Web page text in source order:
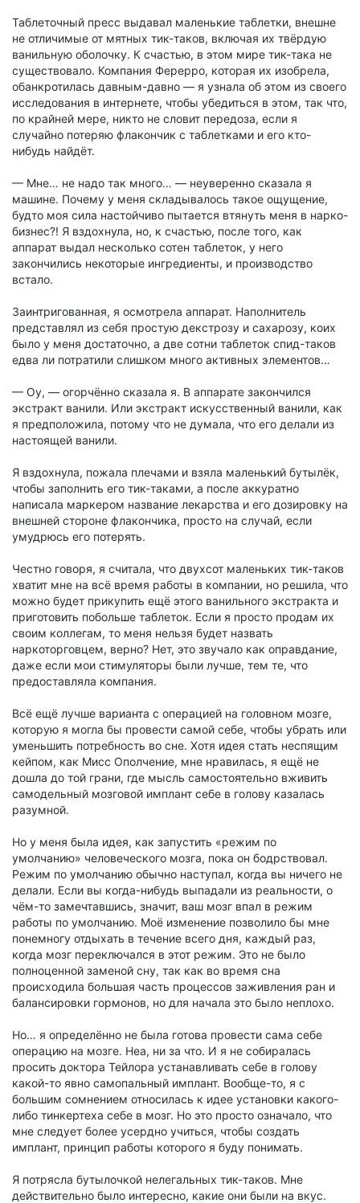
Таблеточный пресс выдавал маленькие таблетки, внешне
не отличимые от мятных тик-таков, включая их твёрдую
ванильную оболочку. К счастью, в этом мире тик-така не
существовало. Компания Ферерро, которая их изобрела,
обанкротилась давным-давно — я узнала об этом из своего
исследования в интернете, чтобы убедиться в этом, так что,
по крайней мере, никто не словит передоза, если я
случайно потеряю флакончик с таблетками и его кто-
нибудь найдёт.
— Мне… не надо так много… — неуверенно сказала я
машине. Почему у меня складывалось такое ощущение,
будто моя сила настойчиво пытается втянуть меня в нарко-
бизнес?! Я вздохнула, но, к счастью, после того, как
аппарат выдал несколько сотен таблеток, у него
закончились некоторые ингредиенты, и производство
встало.
Заинтригованная, я осмотрела аппарат. Наполнитель
представлял из себя простую декстрозу и сахарозу, коих
было у меня достаточно, а две сотни таблеток спид-таков
едва ли потратили слишком много активных элементов…
— Оу, — огорчённо сказала я. В аппарате закончился
экстракт ванили. Или экстракт искусственный ванили, как
я предположила, потому что не думала, что его делали из
настоящей ванили.
Я вздохнула, пожала плечами и взяла маленький бутылёк,
чтобы заполнить его тик-таками, а после аккуратно
написала маркером название лекарства и его дозировку на
внешней стороне флакончика, просто на случай, если
умудрюсь его потерять.
Честно говоря, я считала, что двухсот маленьких тик-таков
хватит мне на всё время работы в компании, но решила, что
можно будет прикупить ещё этого ванильного экстракта и
приготовить побольше таблеток. Если я просто продам их
своим коллегам, то меня нельзя будет назвать
наркоторговцем, верно? Нет, это звучало как оправдание,
даже если мои стимуляторы были лучше, тем те, что
предоставляла компания.
Всё ещё лучше варианта с операцией на головном мозге,
которую я могла бы провести самой себе, чтобы убрать или
уменьшить потребность во сне. Хотя идея стать неспящим
кейпом, как Мисс Ополчение, мне нравилась, я ещё не
дошла до той грани, где мысль самостоятельно вживить
самодельный мозговой имплант себе в голову казалась
разумной.
Но у меня была идея, как запустить «режим по
умолчанию» человеческого мозга, пока он бодрствовал.
Режим по умолчанию обычно наступал, когда вы ничего не
делали. Если вы когда-нибудь выпадали из реальности, о
чём-то замечтавшись, значит, ваш мозг впал в режим
работы по умолчанию. Моё изменение позволило бы мне
понемногу отдыхать в течение всего дня, каждый раз,
когда мозг переключался в этот режим. Это не было
полноценной заменой сну, так как во время сна
происходила большая часть процессов заживления ран и
балансировки гормонов, но для начала это было неплохо.
Но… я определённо не была готова провести сама себе
операцию на мозге. Неа, ни за что. И я не собиралась
просить доктора Тейлора устанавливать себе в голову
какой-то явно самопальный имплант. Вообще-то, я с
большим сомнением относилась к идее установки какого-
либо тинкертеха себе в мозг. Но это просто означало, что
мне следует более усердно учиться, чтобы создать
имплант, принцип работы которого я буду понимать.
Я потрясла бутылочкой нелегальных тик-таков. Мне
действительно было интересно, какие они были на вкус.